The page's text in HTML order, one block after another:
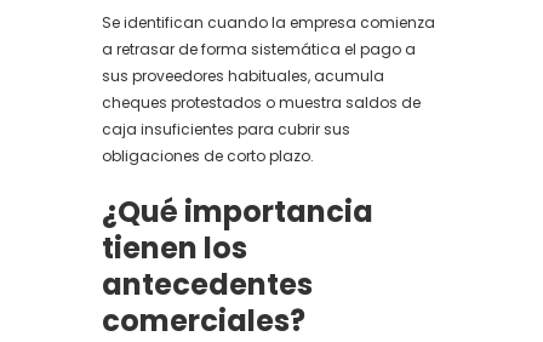
Se identifican cuando la empresa comienza
a retrasar de forma sistemática el pago a
sus proveedores habituales, acumula
cheques protestados o muestra saldos de
caja insuficientes para cubrir sus
obligaciones de corto plazo.
¿Qué importancia
tienen los
antecedentes
comerciales?